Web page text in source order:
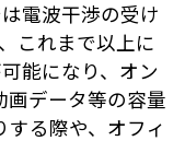
電波干渉の受け
これまで以上に
能になり、オン
画データ等の容量
る際や、オフィ